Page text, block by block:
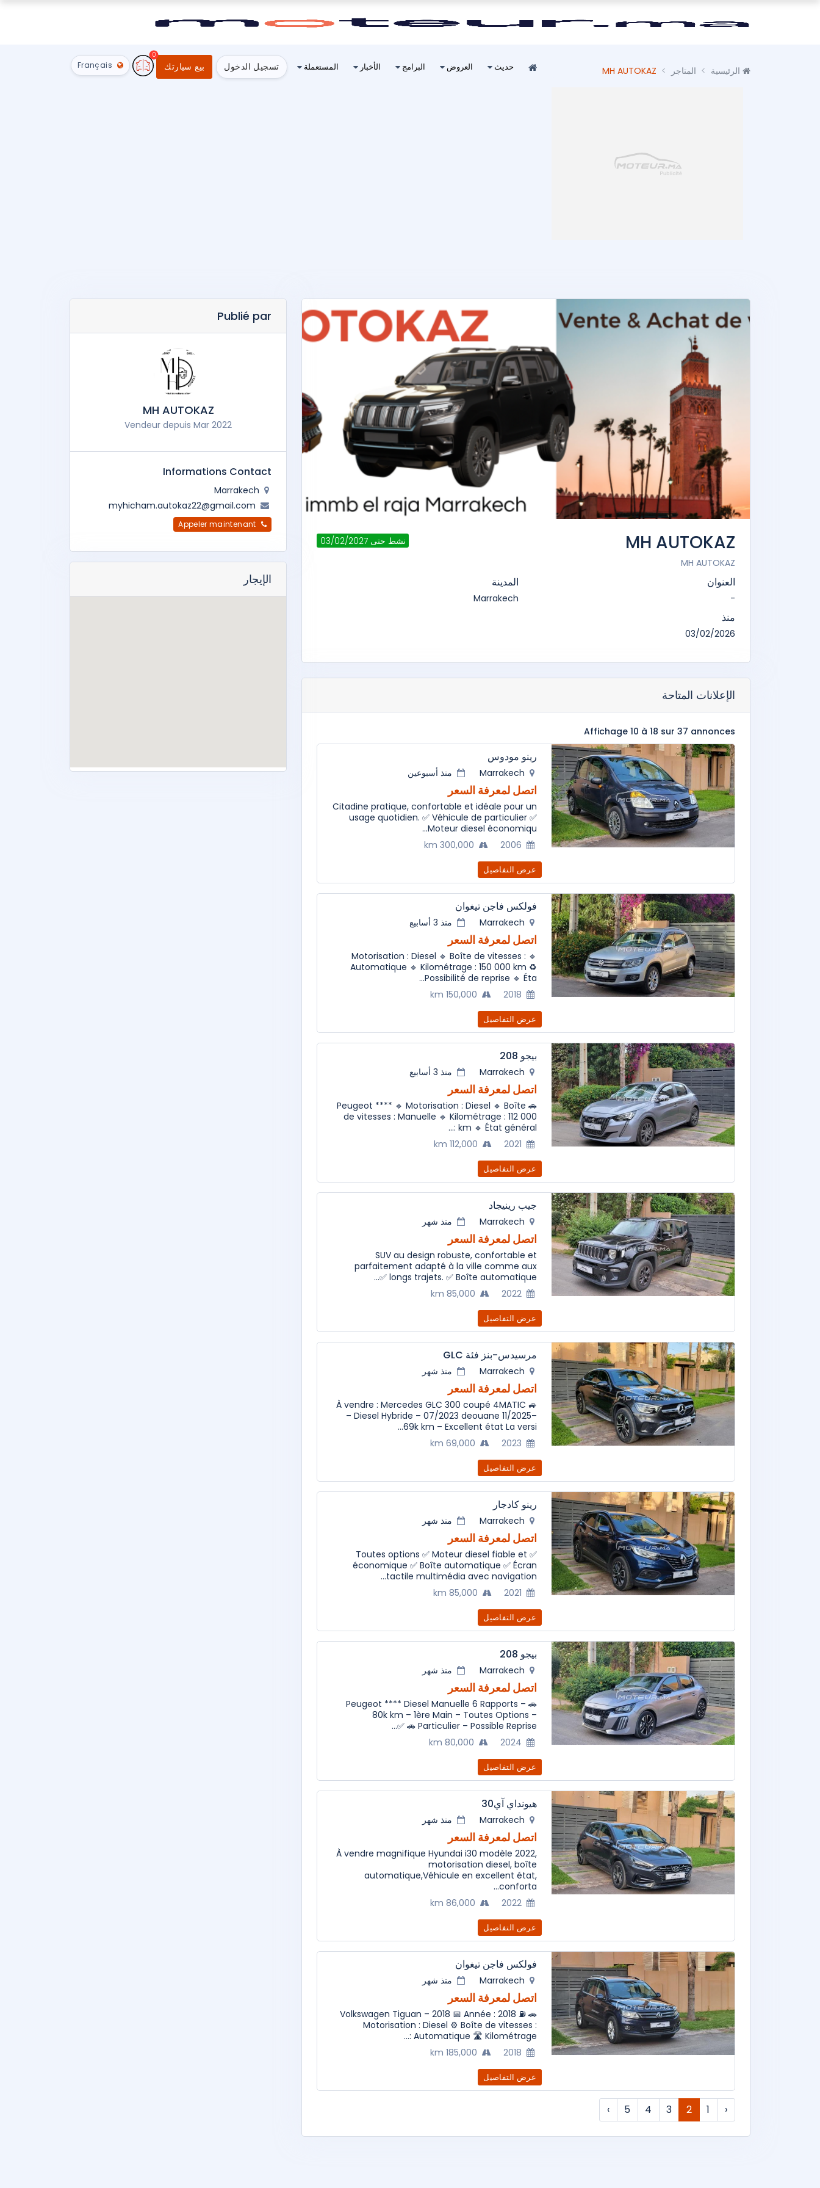
حديث العروض البرامج الأخبار المستعملة تسجيل الدخول بيع سيارتك
0
Français المتاجر MH AUTOKAZ
MH AUTOKAZ
MH AUTOKAZ
نشط حتى 03/02/2027
العنوان
-
المدينة
Marrakech
منذ
03/02/2026
الإعلانات المتاحة
Affichage 10 à 18 sur 37 annonces
رينو مودوس
اتصل لمعرفة السعر
Citadine pratique, confortable et idéale pour un
usage quotidien. ✅ Véhicule de particulier ✅
Moteur diesel économiqu...
عرض التفاصيل
فولكس فاجن تيغوان
اتصل لمعرفة السعر
🔹 Motorisation : Diesel 🔹 Boîte de vitesses :
Automatique 🔹 Kilométrage : 150 000 km ♻️
Possibilité de reprise 🔹 Éta...
عرض التفاصيل
بيجو 208
اتصل لمعرفة السعر
🚗 Peugeot **** 🔹 Motorisation : Diesel 🔹 Boîte
de vitesses : Manuelle 🔹 Kilométrage : 112 000
km 🔹 État général :...
عرض التفاصيل
جيب رينيجاد
اتصل لمعرفة السعر
SUV au design robuste, confortable et
parfaitement adapté à la ville comme aux
longs trajets. ✅ Boîte automatique ✅...
عرض التفاصيل
مرسيدس-بنز فئة GLC
اتصل لمعرفة السعر
🚙 À vendre : Mercedes GLC 300 coupé 4MATIC
– Diesel Hybride – 07/2023 deouane 11/2025–
69k km – Excellent état La versi...
عرض التفاصيل
رينو كادجار
اتصل لمعرفة السعر
✅ Toutes options ✅ Moteur diesel fiable et
économique ✅ Boîte automatique ✅ Écran
tactile multimédia avec navigation...
عرض التفاصيل
بيجو 208
اتصل لمعرفة السعر
🚗 Peugeot **** Diesel Manuelle 6 Rapports –
80k km – 1ère Main – Toutes Options –
Particulier – Possible Reprise 🚗 ✅...
عرض التفاصيل
هيونداي آي30
اتصل لمعرفة السعر
À vendre magnifique Hyundai i30 modèle 2022,
motorisation diesel, boîte
automatique,Véhicule en excellent état,
conforta...
عرض التفاصيل
فولكس فاجن تيغوان
اتصل لمعرفة السعر
🚗 Volkswagen Tiguan – 2018 📅 Année : 2018 ⛽
Motorisation : Diesel ⚙️ Boîte de vitesses :
Automatique 🛣️ Kilométrage :...
عرض التفاصيل
‹
1
2
3
4
5
›
Publié par
MH AUTOKAZ
Vendeur depuis Mar 2022
Informations Contact
myhicham.autokaz22@gmail.com
Appeler maintenant
الإيجار